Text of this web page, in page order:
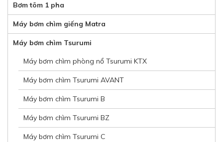
Bơm tõm 1 pha
Máy bơm chìm giếng Matra
Máy bơm chìm Tsurumi
Máy bơm chìm phòng nổ Tsurumi KTX
Máy bơm chìm Tsurumi AVANT
Máy bơm chìm Tsurumi B
Máy bơm chìm Tsurumi BZ
Máy bơm chìm Tsurumi C